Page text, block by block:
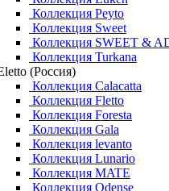
Коллекция Peyto
Коллекция Sweet
Коллекция SWEET &
Коллекция Turkana
(Россия)
Коллекция Calacatta
Коллекция Fletto
Коллекция Foresta
Коллекция Gala
Коллекция levanto
Коллекция Lunario
Коллекция MATE
Коллекция Odense